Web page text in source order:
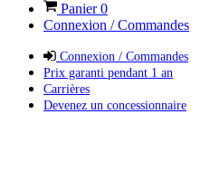
Panier0
Connexion / Commandes
Connexion / Commandes
Prix garanti pendant 1 an
Carrières
Devenez un concessionnaire